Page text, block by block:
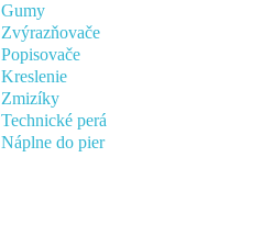
Gumy
Zvýrazňovače
Popisovače
Kreslenie
Zmizíky
Technické perá
Náplne do pier